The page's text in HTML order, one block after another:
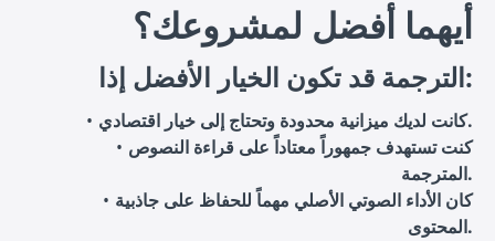
أيهما أفضل لمشروعك؟
الترجمة قد تكون الخيار الأفضل إذا:
كانت لديك ميزانية محدودة وتحتاج إلى خيار اقتصادي.
كنت تستهدف جمهوراً معتاداً على قراءة النصوص
المترجمة.
كان الأداء الصوتي الأصلي مهماً للحفاظ على جاذبية
المحتوى.